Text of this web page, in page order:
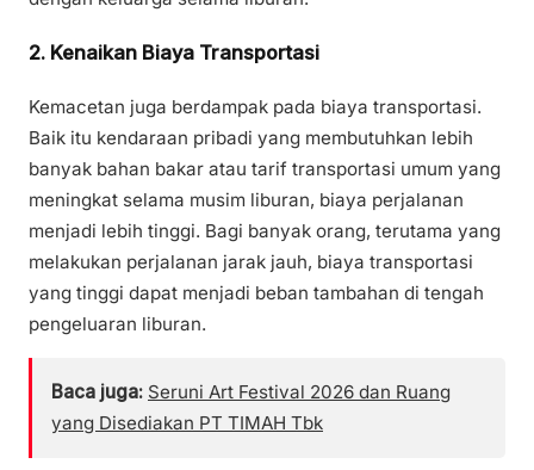
2. Kenaikan Biaya Transportasi
Kemacetan juga berdampak pada biaya transportasi.
Baik itu kendaraan pribadi yang membutuhkan lebih
banyak bahan bakar atau tarif transportasi umum yang
meningkat selama musim liburan, biaya perjalanan
menjadi lebih tinggi. Bagi banyak orang, terutama yang
melakukan perjalanan jarak jauh, biaya transportasi
yang tinggi dapat menjadi beban tambahan di tengah
pengeluaran liburan.
Baca juga: Seruni Art Festival 2026 dan Ruang
yang Disediakan PT TIMAH Tbk